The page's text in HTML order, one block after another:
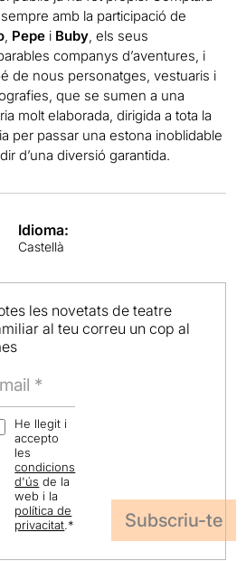
amb la participació de
, Pepe i Buby, els seus
companys d’aventures, i
de nous personatges, vestuaris i
que se sumen a una
molt elaborada, dirigida a tota la
per passar una estona inoblidable
d’una diversió garantida.
Idioma:
Castellà
les novetats de teatre
al teu correu un cop al
He llegit i
accepto
les
condicions
d'ús de la
web i la
política de
privacitat.*